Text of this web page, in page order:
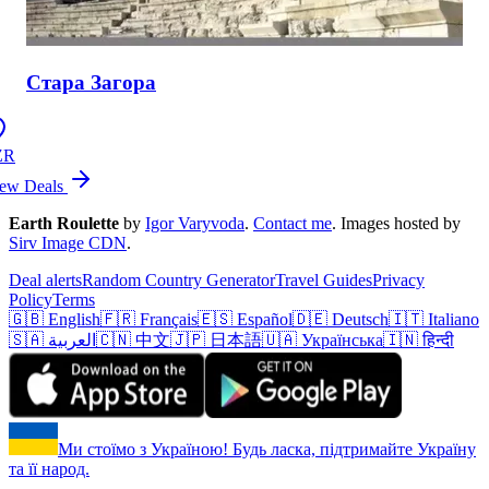
Стара Загора
Deals
Earth Roulette by Igor Varyvoda. Contact me. Images hosted by
Sirv Image CDN.
Deal alertsRandom Country GeneratorTravel GuidesPrivacy
PolicyTerms
🇬🇧 English🇫🇷 Français🇪🇸 Español🇩🇪 Deutsch🇮🇹 Italiano
🇸🇦 العربية 🇨🇳 中文🇯🇵 日本語🇺🇦 Українська🇮🇳 हिन्दी
Ми стоїмо з Україною! Будь ласка, підтримайте Україну
та її народ.